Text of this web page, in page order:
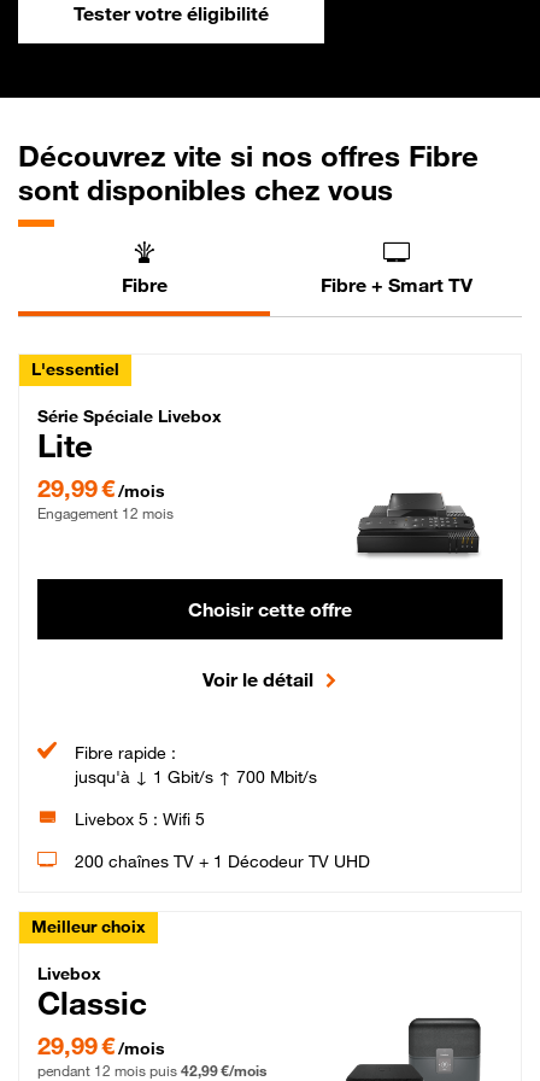
Tester votre éligibilité
Découvrez vite si nos offres Fibre
sont disponibles chez vous
Fibre Fibre + Smart TV
L'essentiel
Série Spéciale Livebox Lite Fibre
Série Spéciale Livebox
Lite
29,99 €/mois
Engagement 12 mois
Choisir cette offre
Voir le détail
Fibre rapide :
jusqu'à ↓ 1 Gbit/s ↑ 700 Mbit/s
Livebox 5 : Wifi 5
200 chaînes TV + 1 Décodeur TV UHD
Meilleur choix
Livebox Classic Fibre
Livebox
Classic
29,99 € par mois pendant 12 mois puis 42,99 € par mois, Engagement 12 mois
29,99 €/mois
pendant 12 mois puis 42,99 €/mois